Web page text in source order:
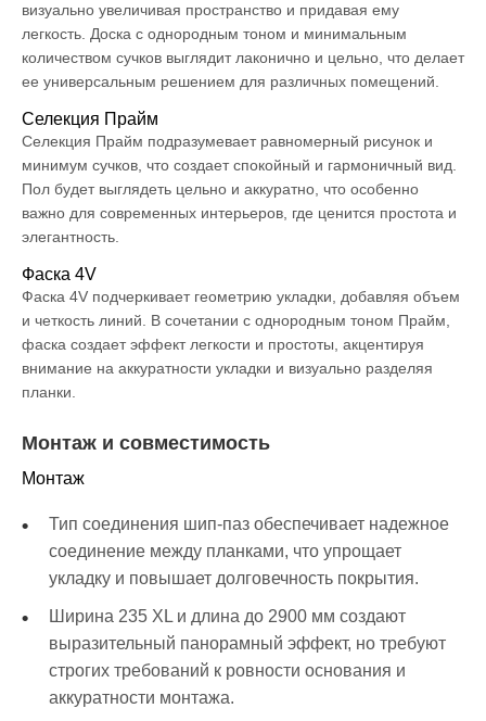
визуально увеличивая пространство и придавая ему
легкость. Доска с однородным тоном и минимальным
количеством сучков выглядит лаконично и цельно, что делает
ее универсальным решением для различных помещений.
Селекция Прайм
Селекция Прайм подразумевает равномерный рисунок и
минимум сучков, что создает спокойный и гармоничный вид.
Пол будет выглядеть цельно и аккуратно, что особенно
важно для современных интерьеров, где ценится простота и
элегантность.
Фаска 4V
Фаска 4V подчеркивает геометрию укладки, добавляя объем
и четкость линий. В сочетании с однородным тоном Прайм,
фаска создает эффект легкости и простоты, акцентируя
внимание на аккуратности укладки и визуально разделяя
планки.
Монтаж и совместимость
Монтаж
Тип соединения шип-паз обеспечивает надежное
соединение между планками, что упрощает
укладку и повышает долговечность покрытия.
Ширина 235 XL и длина до 2900 мм создают
выразительный панорамный эффект, но требуют
строгих требований к ровности основания и
аккуратности монтажа.